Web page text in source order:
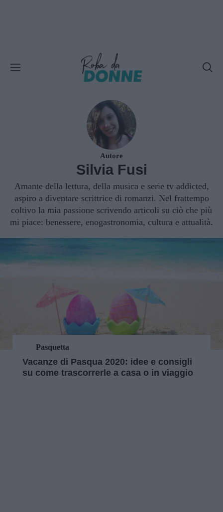
Autore
Silvia Fusi
Amante della lettura, della musica e serie tv addicted,
aspiro a diventare scrittrice di romanzi. Nel frattempo
coltivo la mia passione scrivendo articoli su ciò che più
mi piace: benessere, enogastronomia, cultura e attualità.
Pasquetta
Vacanze di Pasqua 2020: idee e consigli
su come trascorrerle a casa o in viaggio